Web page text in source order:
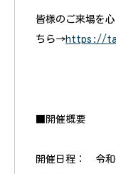
皆様のご来場を
ちら→https://
■開催概要
開催日程： 令和